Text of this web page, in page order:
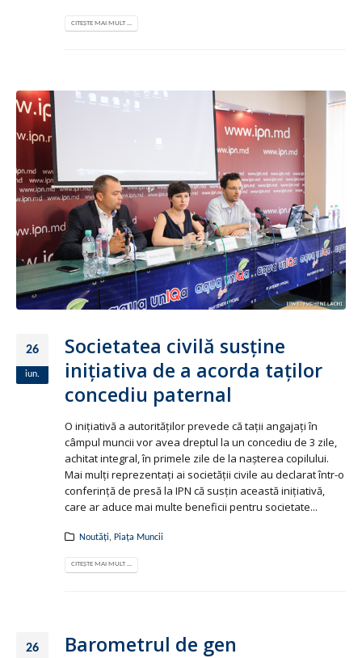
CITEȘTE MAI MULT ...
26
iun.
Societatea civilă susţine
iniţiativa de a acorda taţilor
concediu paternal
O iniţiativă a autorităţilor prevede că taţii angajaţi în
câmpul muncii vor avea dreptul la un concediu de 3 zile,
achitat integral, în primele zile de la naşterea copilului.
Mai mulţi reprezentaţi ai societăţii civile au declarat într-o
conferinţă de presă la IPN că susţin această iniţiativă,
care ar aduce mai multe beneficii pentru societate...
Noutăți, Piața Muncii
CITEȘTE MAI MULT ...
26 Barometrul de gen